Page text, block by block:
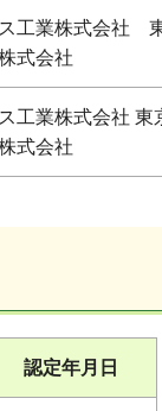
工業株式会社
式会社
工業株式会社 東
式会社
認定年月日